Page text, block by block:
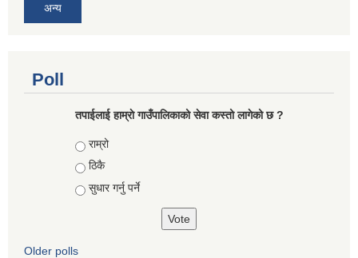
अन्य
Poll
तपाईलाई हाम्राे गाउँपालिकाको सेवा कस्तो लागेको छ ?
Choices
राम्रो
ठिकै
सुधार गर्नु पर्ने
Older polls